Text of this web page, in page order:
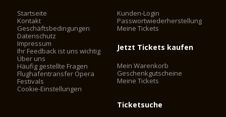
Startseite
Kontakt
Geschäftsbedingungen
Datenschutz
Impressum
Ihr Feedback ist uns wichtig
Über uns
Häufig gestellte Fragen
Flughafentransfer Opera
Festivals
Cookie-Einstellungen
Kunden-Login
Passwortwiederherstellung
Meine Tickets
Jetzt Tickets kaufen
Mein Warenkorb
Geschenkgutscheine
Meine Tickets
Ticketsuche